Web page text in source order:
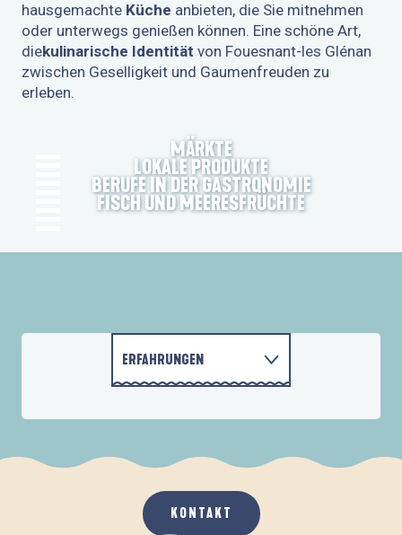
hausgemachte Küche anbieten, die Sie mitnehmen
oder unterwegs genießen können. Eine schöne Art,
diekulinarische Identität von Fouesnant-les Glénan
zwischen Geselligkeit und Gaumenfreuden zu
erleben.
MÄRKTE
LOKALE PRODUKTE
BERUFE IN DER GASTRONOMIE
FISCH UND MEERESFRÜCHTE
ERFAHRUNGEN
UNTERKÜNFTE
GASTRONOMIEKONTAKT